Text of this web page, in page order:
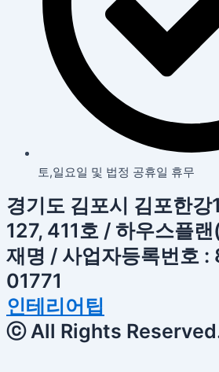
토,일요일 및 법정 공휴일 휴무
경기도 김포시 김포한
127, 411호 / 하우스플
재명 / 사업자등록번호
01771
인테리어팁
ⓒ All Rights